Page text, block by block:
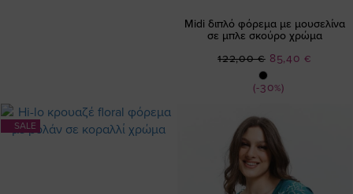
Midi διπλό φόρεμα με μουσελίνα
σε μπλε σκούρο χρώμα
(-30%)
Ειδική
85,40 €
122,00 €
SALE